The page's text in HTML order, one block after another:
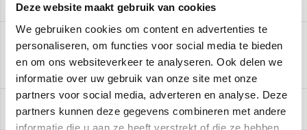
Deze website maakt gebruik van cookies
We gebruiken cookies om content en advertenties te
personaliseren, om functies voor social media te bieden
en om ons websiteverkeer te analyseren. Ook delen we
informatie over uw gebruik van onze site met onze
partners voor social media, adverteren en analyse. Deze
partners kunnen deze gegevens combineren met andere
informatie die u aan ze heeft verstrekt of die ze hebben
Range Rover Sport 2 - 3.0 SDV6 4x4(215kW/292PK) (Van
2013 t/m 2016)
Range Rover Sport 2 - 3.0 SDV6 4x4(225kW/306PK) (Van
2014 t/m 2022)
Range Rover Sport 2 - 3.0 D250 MHEV 4x4(183kW/249PK)
(Van 2020 t/m 2022)
Twijfelt u of deze roetfilter geschikt is voor uw auto?
Aan verlanglijst toevoegen/Toevoegen om te vergelijken/ Afdrukken